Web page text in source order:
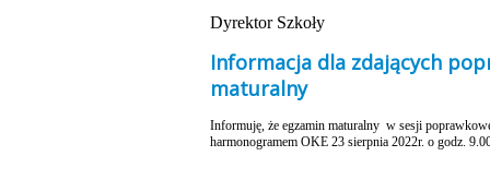
Dyrektor Szkoły
Informacja dla zdających
maturalny
Informuję, że egzamin maturalny w sesji
harmonogramem OKE 23 sierpnia 2022r. o godz.